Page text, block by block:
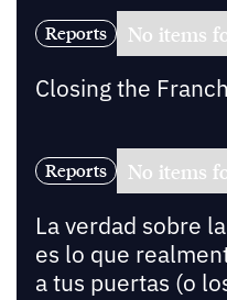
Reports No items
Closing the
Reports No items
La verdad sobre
es lo que
a tus puertas (o